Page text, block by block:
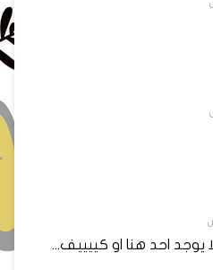
يوجد احد هنا او كييييف...